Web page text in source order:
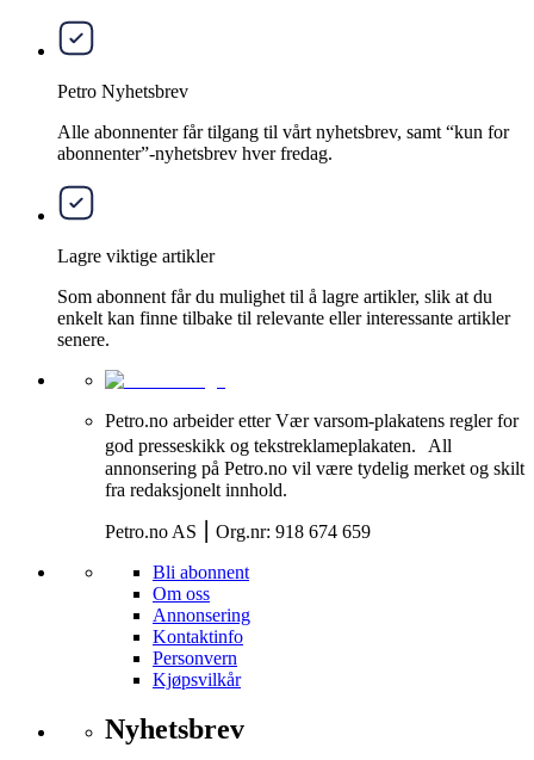
Petro Nyhetsbrev
Alle abonnenter får tilgang til vårt nyhetsbrev, samt “kun for
abonnenter”-nyhetsbrev hver fredag.
Lagre viktige artikler
Som abonnent får du mulighet til å lagre artikler, slik at du
enkelt kan finne tilbake til relevante eller interessante artikler
senere.
Petro.no arbeider etter Vær varsom-plakatens regler for
god presseskikk og tekstreklameplakaten. All
annonsering på Petro.no vil være tydelig merket og skilt
fra redaksjonelt innhold.
Petro.no AS ⎮ Org.nr: 918 674 659
Bli abonnent
Om oss
Annonsering
Kontaktinfo
Personvern
Kjøpsvilkår
Nyhetsbrev